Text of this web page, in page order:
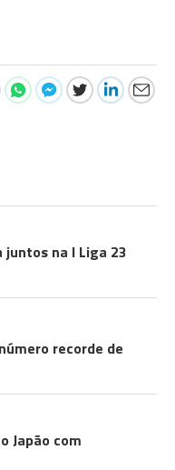
juntos na I Liga 23
recorde de
Japão com